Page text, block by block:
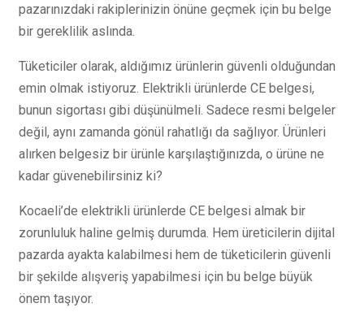
pazarınızdaki rakiplerinizin önüne geçmek için bu belge
bir gereklilik aslında.
Tüketiciler olarak, aldığımız ürünlerin güvenli olduğundan
emin olmak istiyoruz. Elektrikli ürünlerde CE belgesi,
bunun sigortası gibi düşünülmeli. Sadece resmi belgeler
değil, aynı zamanda gönül rahatlığı da sağlıyor. Ürünleri
alırken belgesiz bir ürünle karşılaştığınızda, o ürüne ne
kadar güvenebilirsiniz ki?
Kocaeli’de elektrikli ürünlerde CE belgesi almak bir
zorunluluk haline gelmiş durumda. Hem üreticilerin dijital
pazarda ayakta kalabilmesi hem de tüketicilerin güvenli
bir şekilde alışveriş yapabilmesi için bu belge büyük
önem taşıyor.